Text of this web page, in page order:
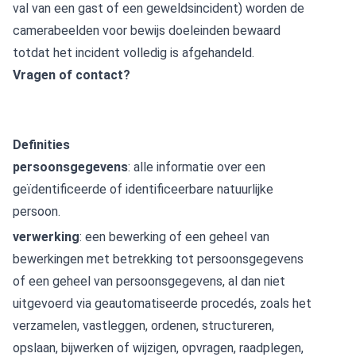
val van een gast of een geweldsincident) worden de
camerabeelden voor bewijs doeleinden bewaard
totdat het incident volledig is afgehandeld.
Vragen of contact?
Definities
persoonsgegevens: alle informatie over een
geïdentificeerde of identificeerbare natuurlijke
persoon.
verwerking: een bewerking of een geheel van
bewerkingen met betrekking tot persoonsgegevens
of een geheel van persoonsgegevens, al dan niet
uitgevoerd via geautomatiseerde procedés, zoals het
verzamelen, vastleggen, ordenen, structureren,
opslaan, bijwerken of wijzigen, opvragen, raadplegen,